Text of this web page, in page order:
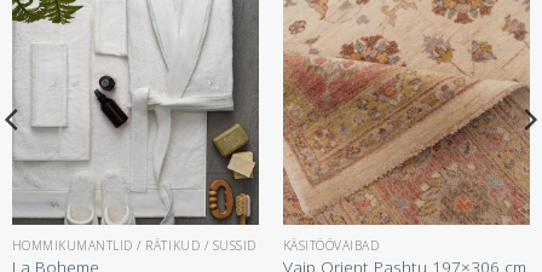
HOMMIKUMANTLID / RÄTIKUD / SUSSID
La Boheme
KÄSITÖÖVAIBAD
Vaip Orient Pashtu 197×306 cm